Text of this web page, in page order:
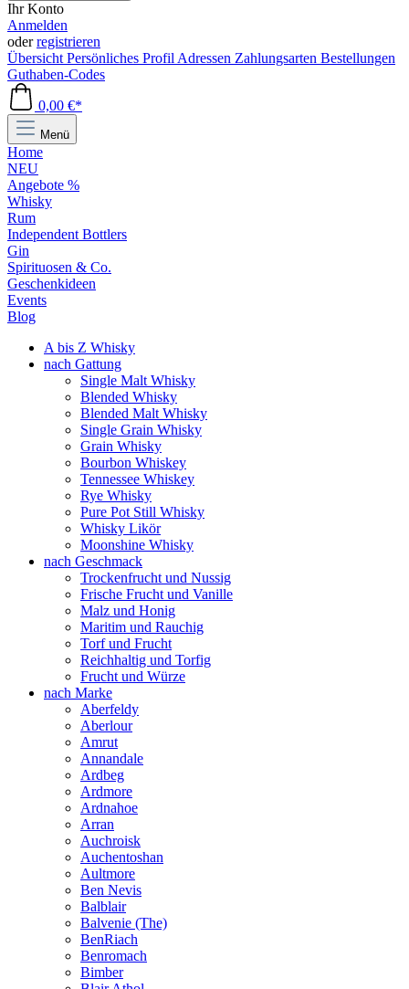
Ihr Konto
Anmelden
oderregistrieren
Übersicht Persönliches Profil Adressen Zahlungsarten Bestellungen
Guthaben-Codes
0,00 €*
Menü
Home
NEU
Angebote %
Whisky
Rum
Independent Bottlers
Gin
Spirituosen & Co.
Geschenkideen
Events
Blog
A bis Z Whisky
nach Gattung
Single Malt Whisky
Blended Whisky
Blended Malt Whisky
Single Grain Whisky
Grain Whisky
Bourbon Whiskey
Tennessee Whiskey
Rye Whisky
Pure Pot Still Whisky
Whisky Likör
Moonshine Whisky
nach Geschmack
Trockenfrucht und Nussig
Frische Frucht und Vanille
Malz und Honig
Maritim und Rauchig
Torf und Frucht
Reichhaltig und Torfig
Frucht und Würze
nach Marke
Aberfeldy
Aberlour
Amrut
Annandale
Ardbeg
Ardmore
Ardnahoe
Arran
Auchroisk
Auchentoshan
Aultmore
Ben Nevis
Balblair
Balvenie (The)
BenRiach
Benromach
Bimber